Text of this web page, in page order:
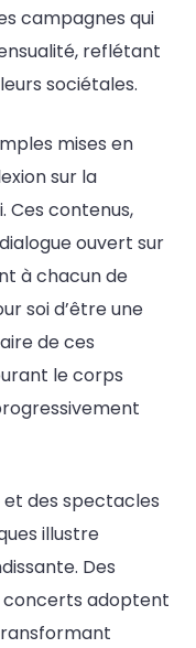
campagnes qui
reflétant
sociétales.
mises en
sur la
Ces contenus,
ouvert sur
à chacun de
soi d’être une
de ces
le corps
et des spectacles
illustre
Des
adoptent